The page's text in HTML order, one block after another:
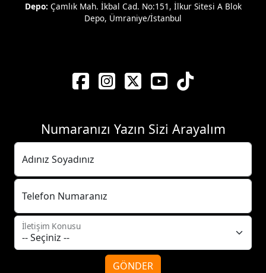
Depo: Çamlık Mah. İkbal Cad. No:151, İlkur Sitesi A Blok
Depo, Ümraniye/İstanbul
Numaranızı Yazın Sizi Arayalım
Adınız Soyadınız
Telefon Numaranız
İletişim Konusu
GÖNDER